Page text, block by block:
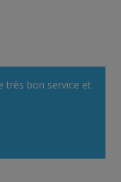
très bon service et